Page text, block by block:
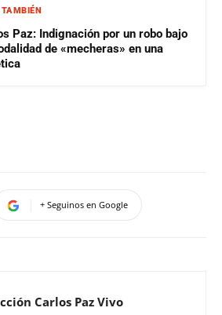
Paz: Indignación por un robo bajo
de «mecheras» en una
+ Seguinos en Google
Carlos Paz Vivo